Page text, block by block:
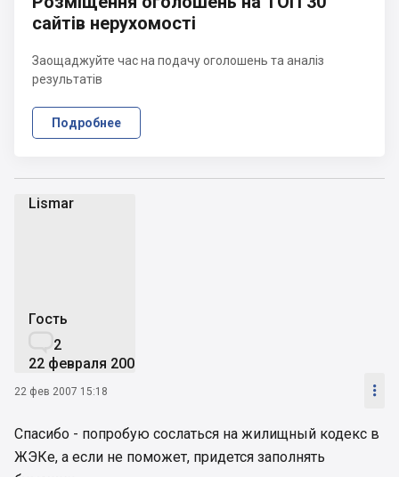
Lismar
Гость
2
22 февраля 2007
22 фев 2007 15:18 
Спасибо - попробую сослаться на жилищный кодекс в
ЖЭКе, а если не поможет, придется заполнять
сайтів нерухомості
Заощаджуйте час на подачу оголошень та аналіз
результатів
Подробнее